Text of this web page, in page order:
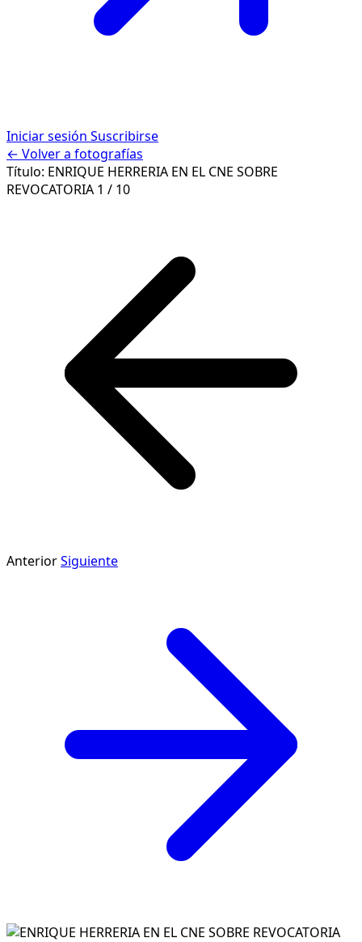
Iniciar sesión Suscribirse
← Volver a fotografías
Título: ENRIQUE HERRERIA EN EL CNE SOBRE
REVOCATORIA 1 / 10
AnteriorSiguiente